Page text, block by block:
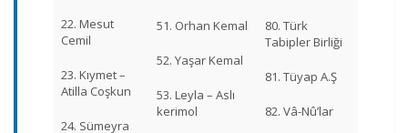
22. Mesut
Cemil
23. Kıymet –
Atilla Coşkun
24. Sümeyra
51. Orhan Kemal
52. Yaşar Kemal
53. Leyla – Aslı
kerimol
80. Türk
Tabipler Birliği
81. Tüyap A.Ş
82. Vâ-Nû’lar